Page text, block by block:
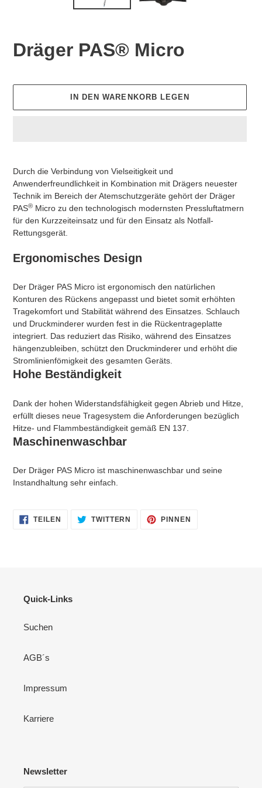
Dräger PAS® Micro
Preis
IN DEN WARENKORB LEGEN
hinzugefügt
Durch die Verbindung von Vielseitigkeit und
Anwenderfreundlichkeit in Kombination mit Drägers neuester
Technik im Bereich der Atemschutzgeräte gehört der Dräger
PAS® Micro zu den technologisch modernsten Pressluftatmern
für den Kurzzeiteinsatz und für den Einsatz als Notfall-
Rettungsgerät.
Ergonomisches Design
Der Dräger PAS Micro ist ergonomisch den natürlichen
Konturen des Rückens angepasst und bietet somit erhöhten
Tragekomfort und Stabilität während des Einsatzes. Schlauch
und Druckminderer wurden fest in die Rückentrageplatte
integriert. Das reduziert das Risiko, während des Einsatzes
hängenzubleiben, schützt den Druckminderer und erhöht die
Stromlinienfömigkeit des gesamten Geräts.
Hohe Beständigkeit
Dank der hohen Widerstandsfähigkeit gegen Abrieb und Hitze,
erfüllt dieses neue Tragesystem die Anforderungen bezüglich
Hitze- und Flammbeständigkeit gemäß EN 137.
Maschinenwaschbar
Der Dräger PAS Micro ist maschinenwaschbar und seine
Instandhaltung sehr einfach.
TEILEN
FACEBOOK
TWITTERN
AUF
TWITTER
PINNEN
Quick-Links
Suchen
AGB´s
Impressum
Karriere
Newsletter